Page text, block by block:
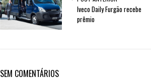
Iveco Daily Furgão recebe
prêmio
SEM COMENTÁRIOS